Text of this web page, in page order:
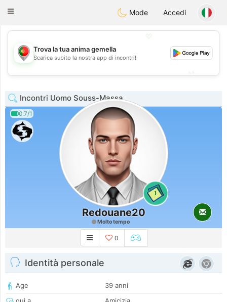
Portugues
Toggle
Mode Accedi
💖
💕
Trova la tua anima gemella
Scarica subito la nostra app di incontri!
Incontri Uomo Souss-Massa
0.7/1
1
Redouane20
Molto tempo
0
Identità personale
Age
39 anni